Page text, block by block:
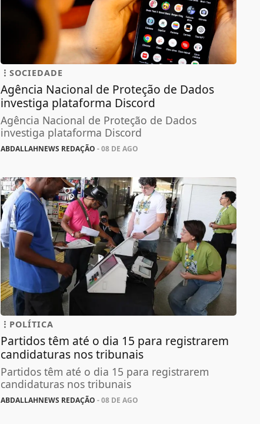
SOCIEDADE
Agência Nacional de Proteção de Dados
investiga plataforma Discord
Agência Nacional de Proteção de Dados
investiga plataforma Discord
ABDALLAHNEWS REDAÇÃO - 08 DE AGO
POLÍTICA
Partidos têm até o dia 15 para registrarem
candidaturas nos tribunais
Partidos têm até o dia 15 para registrarem
candidaturas nos tribunais
ABDALLAHNEWS REDAÇÃO - 08 DE AGO